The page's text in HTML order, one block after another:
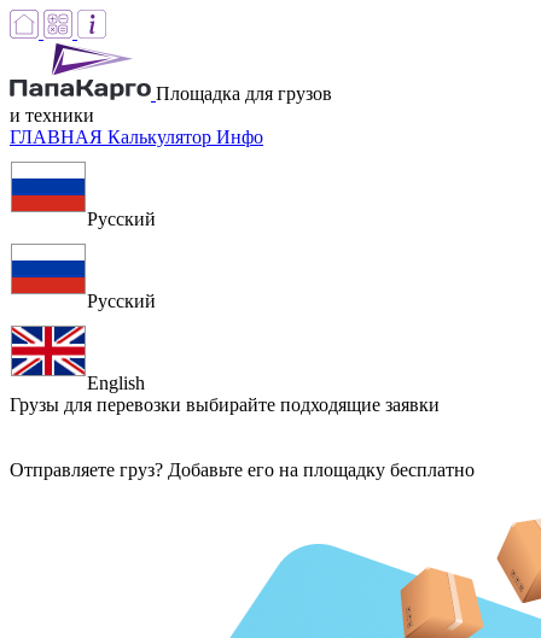
Площадка для грузов
и техники
ГЛАВНАЯ Калькулятор Инфо
Русский
Русский
English
Грузы для перевозки выбирайте подходящие заявки
Отправляете груз? Добавьте его на площадку бесплатно